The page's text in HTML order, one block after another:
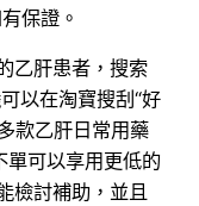
保證。
乙肝患者，搜索
以在淘寶搜刮“好
款乙肝日常用藥
單可以享用更低的
檢討補助，並且